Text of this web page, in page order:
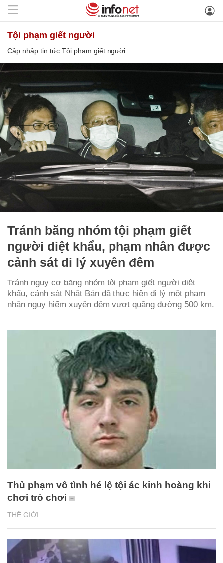
Tội phạm giết người
Cập nhập tin tức Tội phạm giết người
Tránh băng nhóm tội phạm giết
người diệt khẩu, phạm nhân được
cảnh sát di lý xuyên đêm
Tránh nguy cơ băng nhóm tội phạm giết người diệt
khẩu, cảnh sát Nhật Bản đã thực hiện di lý một phạm
nhân nguy hiểm xuyên đêm vượt quãng đường 500 km.
THẾ GIỚI
Thủ phạm vô tình hé lộ tội ác kinh hoàng khi
chơi trò chơi